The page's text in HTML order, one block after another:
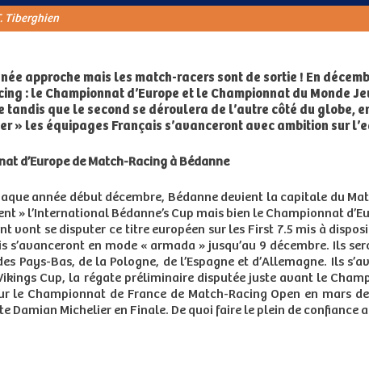
Tiberghien
approche mais les match-racers sont de sortie ! En
: le Championnat d’Europe et le Championnat du Monde
tandis que le second se déroulera de l’autre côté du globe,
» les équipages Français s’avanceront avec ambition sur
d’Europe de Match-Racing à Bédanne
année début décembre, Bédanne devient la capitale du
» l’International Bédanne’s Cup mais bien le Championnat
vont se disputer ce titre européen sur les First 7.5 mis à
s’avanceront en mode « armada » jusqu’au 9 décembre. Ils
Pays-Bas, de la Pologne, de l’Espagne et d’Allemagne. Ils
Cup, la régate préliminaire disputée juste avant le
le Championnat de France de Match-Racing Open en mars
Damian Michelier en Finale. De quoi faire le plein de confiance